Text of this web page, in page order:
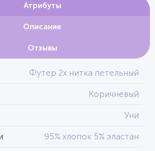
Атрибуты
Описание
Отзывы
Футер 2х нитка петельный
Коричневый
Уни
95% хлопок 5% эластан